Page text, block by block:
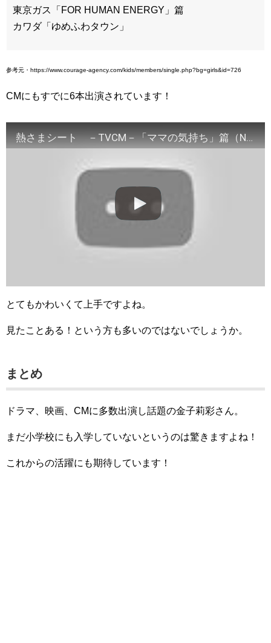
東京ガス「FOR HUMAN ENERGY」篇
カワダ「ゆめふわタウン」
参考元・https://www.courage-agency.com/kids/members/single.php?bg=girls&id=726
CMにもすでに6本出演されています！
熱さまシート －TVCM－「ママの気持ち」篇（NST047）
とてもかわいくて上手ですよね。
見たことある！という方も多いのではないでしょうか。
まとめ
ドラマ、映画、CMに多数出演し話題の金子莉彩さん。
まだ小学校にも入学していないというのは驚きますよね！
これからの活躍にも期待しています！